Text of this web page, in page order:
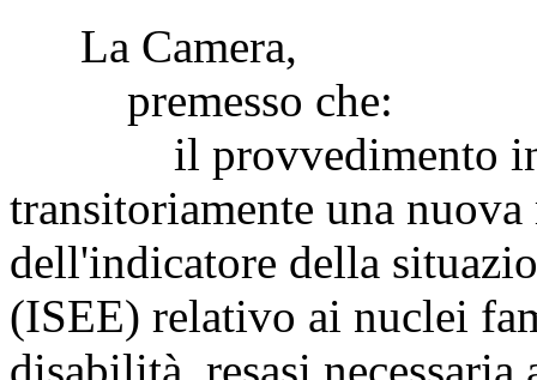
La Camera,
premesso che:
il provvedimento in
transitoriamente una
dell'indicatore della
(ISEE) relativo ai nuclei
disabilità, resasi